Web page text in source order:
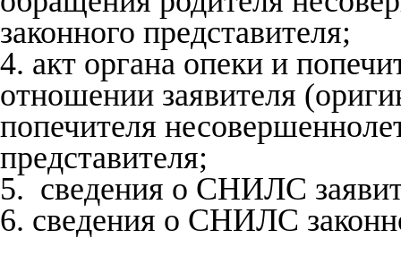
законного представителя;
4. акт органа опеки и
отношении заявителя
попечителя
представителя;
5. сведения о СНИЛС
6. сведения о СНИЛС